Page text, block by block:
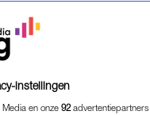
instellingen
en onze 92